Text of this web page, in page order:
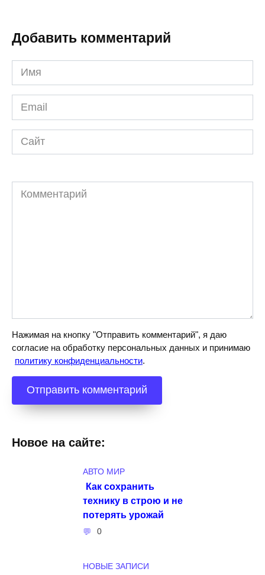
Добавить комментарий
Имя
*
Email
*
Сайт
Комментарий
Нажимая на кнопку "Отправить комментарий", я даю
согласие на обработку персональных данных и принимаю
политику конфиденциальности.
Новое на сайте:
АВТО МИР
Как сохранить
технику в строю и не
потерять урожай
0
НОВЫЕ ЗАПИСИ